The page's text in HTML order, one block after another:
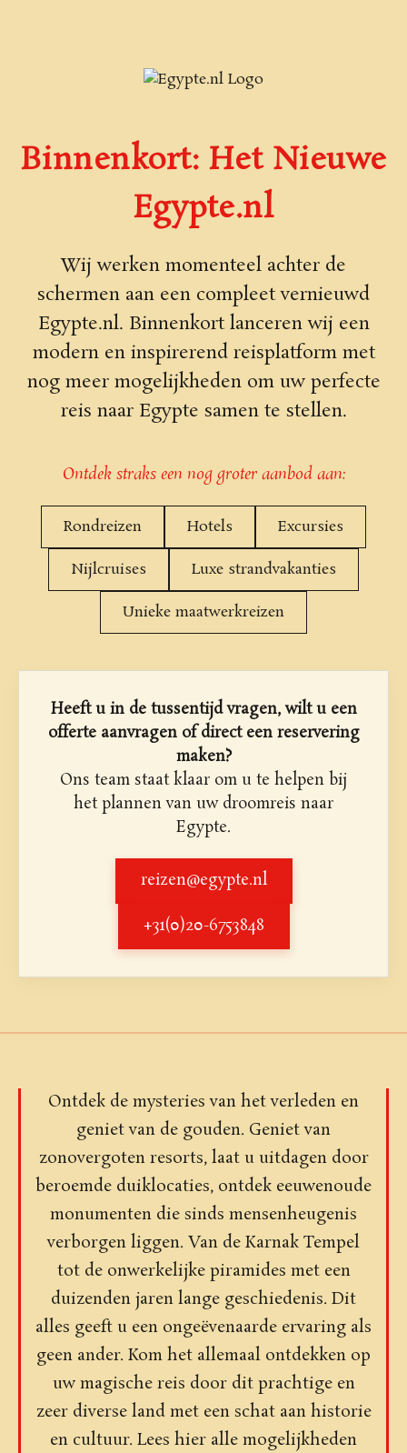
Binnenkort: Het Nieuwe
Egypte.nl
Wij werken momenteel achter de
schermen aan een compleet vernieuwd
Egypte.nl. Binnenkort lanceren wij een
modern en inspirerend reisplatform met
nog meer mogelijkheden om uw perfecte
reis naar Egypte samen te stellen.
Ontdek straks een nog groter aanbod aan:
Rondreizen Hotels Excursies
Nijlcruises Luxe strandvakanties
Unieke maatwerkreizen
Heeft u in de tussentijd vragen, wilt u een
offerte aanvragen of direct een reservering
maken?
Ons team staat klaar om u te helpen bij
het plannen van uw droomreis naar
Egypte.
reizen@egypte.nl
+31(0)20-6753848
Ontdek de mysteries van het verleden en
geniet van de gouden. Geniet van
zonovergoten resorts, laat u uitdagen door
beroemde duiklocaties, ontdek eeuwenoude
monumenten die sinds mensenheugenis
verborgen liggen. Van de Karnak Tempel
tot de onwerkelijke piramides met een
duizenden jaren lange geschiedenis. Dit
alles geeft u een ongeëvenaarde ervaring als
geen ander. Kom het allemaal ontdekken op
uw magische reis door dit prachtige en
zeer diverse land met een schat aan historie
en cultuur. Lees hier alle mogelijkheden